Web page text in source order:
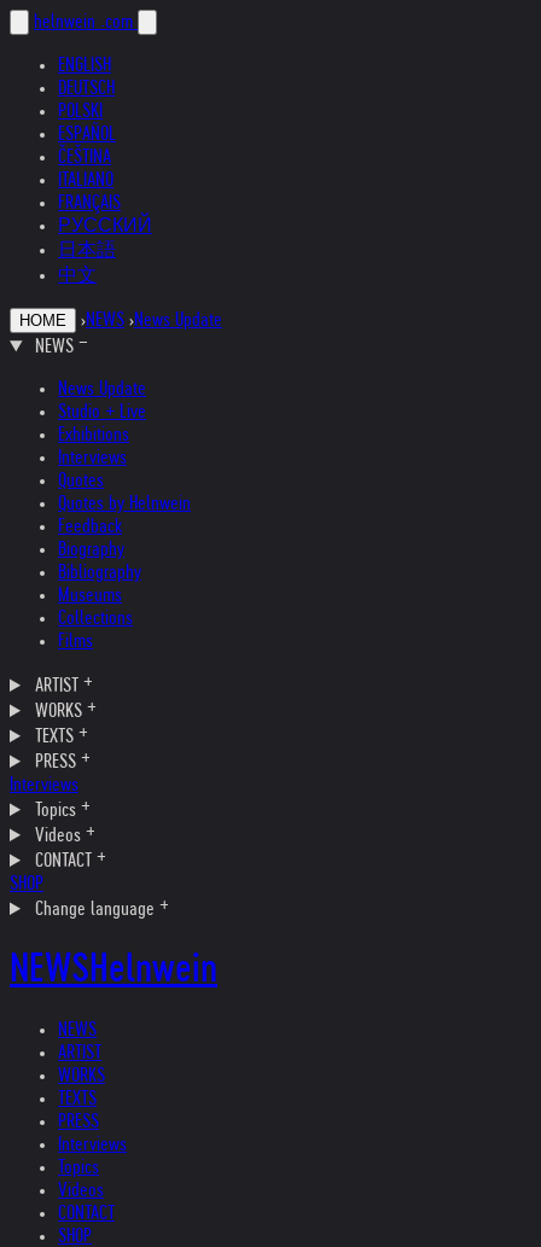
helnwein .com
ENGLISH
DEUTSCH
POLSKI
ESPAÑOL
ČEŠTINA
ITALIANO
FRANÇAIS
РУССКИЙ
日本語
中文
HOME ›NEWS ›News Update
NEWS
News Update
Studio + Live
Exhibitions
Interviews
Quotes
Quotes by Helnwein
Feedback
Biography
Bibliography
Museums
Collections
Films
ARTIST
WORKS
TEXTS
PRESS
Interviews
Topics
Videos
CONTACT
SHOP
Change language
NEWSHelnwein
NEWS
ARTIST
WORKS
TEXTS
PRESS
Interviews
Topics
Videos
CONTACT
SHOP